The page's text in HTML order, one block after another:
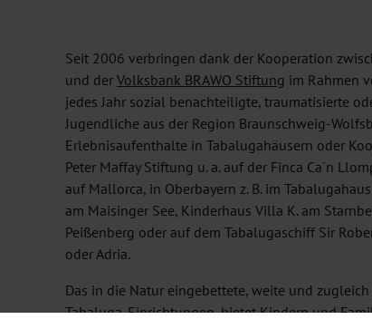
Seit 2006 verbringen dank der Kooperation
und der Volksbank BRAWO Stiftung im Rahmen
jedes Jahr sozial benachteiligte, traumatisierte
Jugendliche aus der Region Braunschweig-
Erlebnisaufenthalte in Tabalugahäusern oder
Peter Maffay Stiftung u. a. auf der Finca Ca´n
auf Mallorca, in Oberbayern z. B. im
am Maisinger See, Kinderhaus Villa K. am
Peißenberg oder auf dem Tabalugaschiff Sir
oder Adria.
Das in die Natur eingebettete, weite und
Tabaluga-Einrichtungen, bietet Kindern und